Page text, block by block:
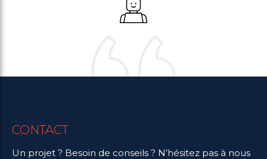
CONTACT
Un projet ? Besoin de conseils ? N’hésitez pas à nous